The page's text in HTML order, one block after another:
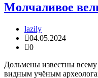
Молчаливое
lazily
04.05.2024
0
Дольмены известны всему
видным учёным